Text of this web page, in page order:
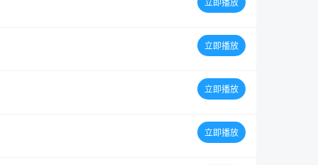
立即播放
立即播放
立即播放